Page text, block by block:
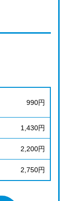
990円
1,430円
2,200円
2,750円